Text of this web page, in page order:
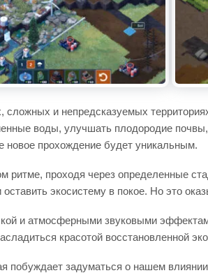
сложных и непредсказуемых
воды, улучшать плодородие
новое прохождение будет уникальным.
ритме, проходя через определенные
экосистему в покое. Но это
и атмосферными звуковыми
красотой восстановленной
побуждает задуматься о нашем